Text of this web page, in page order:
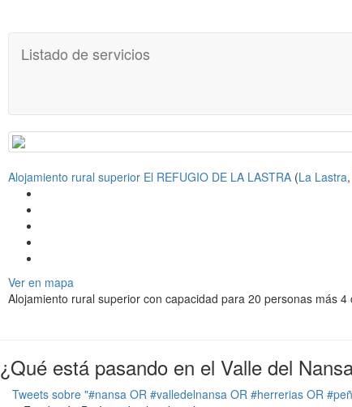
Listado de servicios
Alojamiento rural superior El REFUGIO DE LA LASTRA (La Lastra,
Ver en mapa
Alojamiento rural superior con capacidad para 20 personas más 4
¿Qué está pasando en el Valle del
Tweets sobre "#nansa OR #valledelnansa OR #herrerias OR